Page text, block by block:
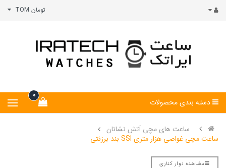
تومان TOM
0
دسته بندی محصولات
ساعت های مچی آتش نشانان
ساعت مچی غواصی هزار متری SSI بند برزنتی
مشاهده نوار کناری